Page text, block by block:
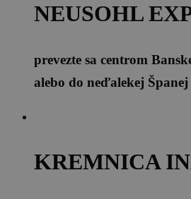
NEUSOHL
prevezte sa centrom
alebo do neďalekej
KREMNICA